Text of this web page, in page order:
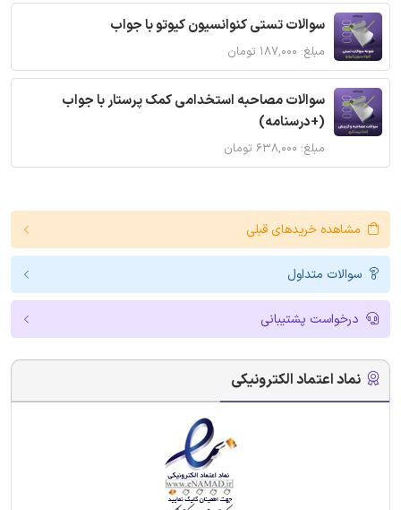
سوالات تستی کنوانسیون کیوتو با جواب
مبلغ: ۱۸۷,۰۰۰ تومان
سوالات مصاحبه استخدامی کمک پرستار با جواب
(+درسنامه)
مبلغ: ۶۳۸,۰۰۰ تومان
مشاهده خریدهای قبلی
سوالات متداول
درخواست پشتیبانی
نماد اعتماد الکترونیکی